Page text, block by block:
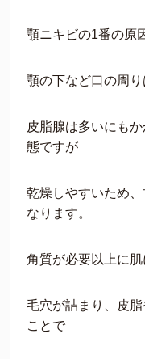
顎ニキビの1番の原
顎の下など口の周り
皮脂腺は多いにも
態ですが
乾燥しやすいため
なります。
角質が必要以上に肌
毛穴が詰まり、皮
ことで